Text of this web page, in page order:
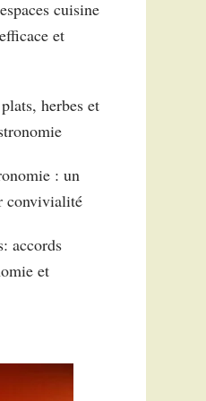
cuisine
et
herbes et
: un
convivialité
accords
et